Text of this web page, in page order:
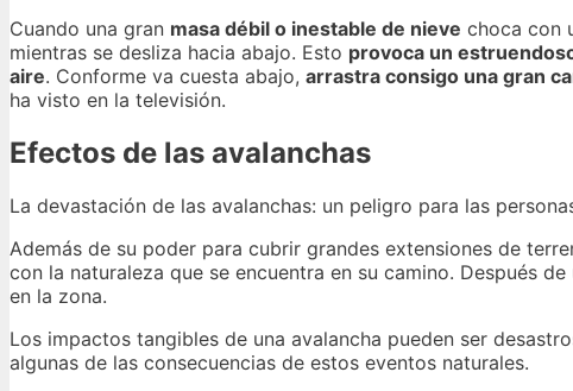
Cuando una gran masa débil o inestable de nieve choca con
mientras se desliza hacia abajo. Esto provoca un
aire. Conforme va cuesta abajo, arrastra consigo una gran
ha visto en la televisión.
Efectos de las avalanchas
La devastación de las avalanchas: un peligro para las
Además de su poder para cubrir grandes extensiones de
con la naturaleza que se encuentra en su camino. Después
en la zona.
Los impactos tangibles de una avalancha pueden ser
algunas de las consecuencias de estos eventos naturales.